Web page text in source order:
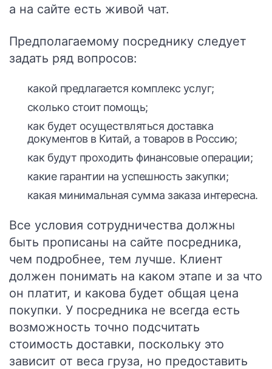
а на сайте есть живой чат.
Предполагаемому посреднику следует
задать ряд вопросов:
какой предлагается комплекс услуг;
сколько стоит помощь;
как будет осуществляться доставка
документов в Китай, а товаров в Россию;
как будут проходить финансовые операции;
какие гарантии на успешность закупки;
какая минимальная сумма заказа интересна.
Все условия сотрудничества должны
быть прописаны на сайте посредника,
чем подробнее, тем лучше. Клиент
должен понимать на каком этапе и за что
он платит, и какова будет общая цена
покупки. У посредника не всегда есть
возможность точно подсчитать
стоимость доставки, поскольку это
зависит от веса груза, но предоставить